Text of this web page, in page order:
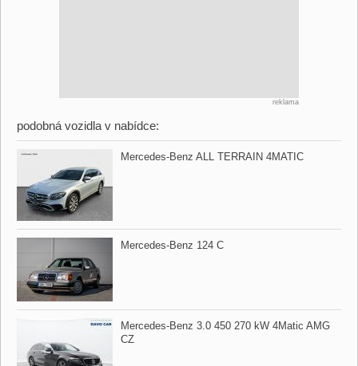
reklama
podobná vozidla v nabídce:
Mercedes​-Benz ALL TERRAIN 4MATIC
Mercedes​-Benz 124 C
Mercedes​-Benz 3.0 450 270 kW 4Matic AMG
CZ